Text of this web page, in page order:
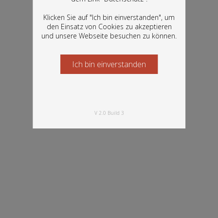
Klicken Sie auf "Ich bin einverstanden", um
den Einsatz von Cookies zu akzeptieren
und unsere Webseite besuchen zu können.
Bestände der Österreichischen
Nationalbibliothek: Bücher, Fotografien,
Grafiken und vieles mehr.
Ich bin einverstanden
Starten Sie jetzt
V 2.0 Build 3